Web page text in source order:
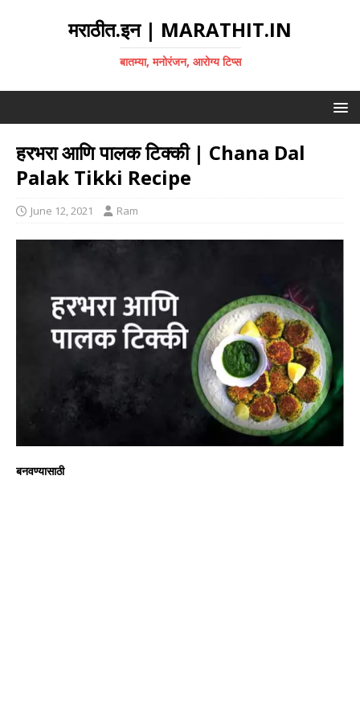
मराठीत.इन | MARATHIT.IN
बातम्या, मनोरंजन, आरोग्य टिप्स
हरभरा आणि पालक टिक्की | Chana Dal
Palak Tikki Recipe
June 12, 2021 Ram
बनवण्यासाठी